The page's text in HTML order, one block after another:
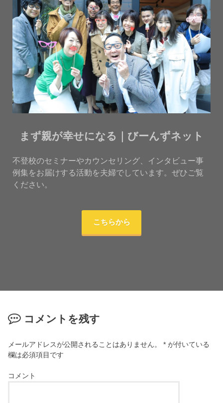
まず親が幸せになる｜びーんずネット
不登校のセミナーやカウンセリング、インタビュー事
例集をお届けする活動を夫婦でしています。ぜひご覧
ください。
こちらから
コメントを残す
メールアドレスが公開されることはありません。 * が付いている
欄は必須項目です
コメント